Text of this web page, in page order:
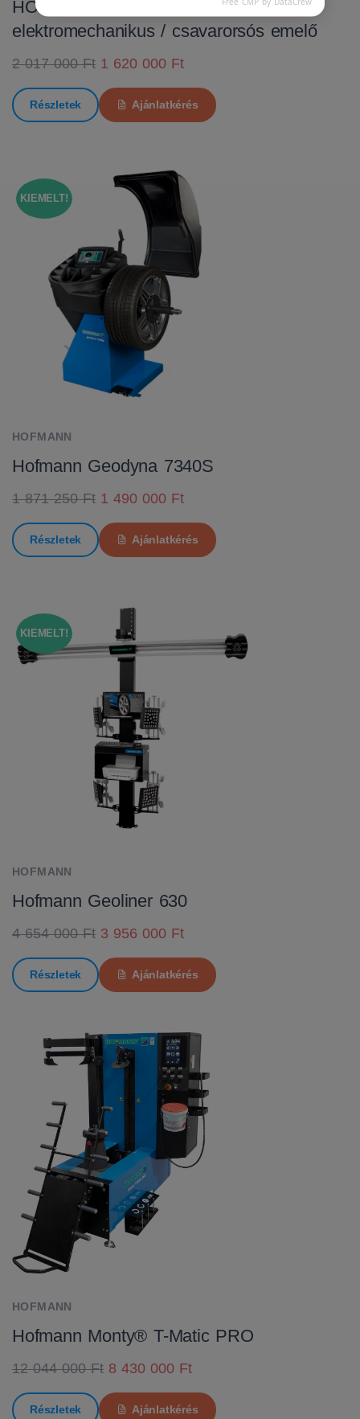
HOFMANN MTF 3000 C
elektromechanikus / csavarorsós emelő
2 017 000 Ft 1 620 000 Ft
Részletek Ajánlatkérés
KIEMELT!
HOFMANN
Hofmann Geodyna 7340S
1 871 250 Ft 1 490 000 Ft
Részletek Ajánlatkérés
KIEMELT!
HOFMANN
Hofmann Geoliner 630
4 654 000 Ft 3 956 000 Ft
Részletek Ajánlatkérés
HOFMANN
Hofmann Monty® T-Matic PRO
12 044 000 Ft 8 430 000 Ft
Részletek Ajánlatkérés